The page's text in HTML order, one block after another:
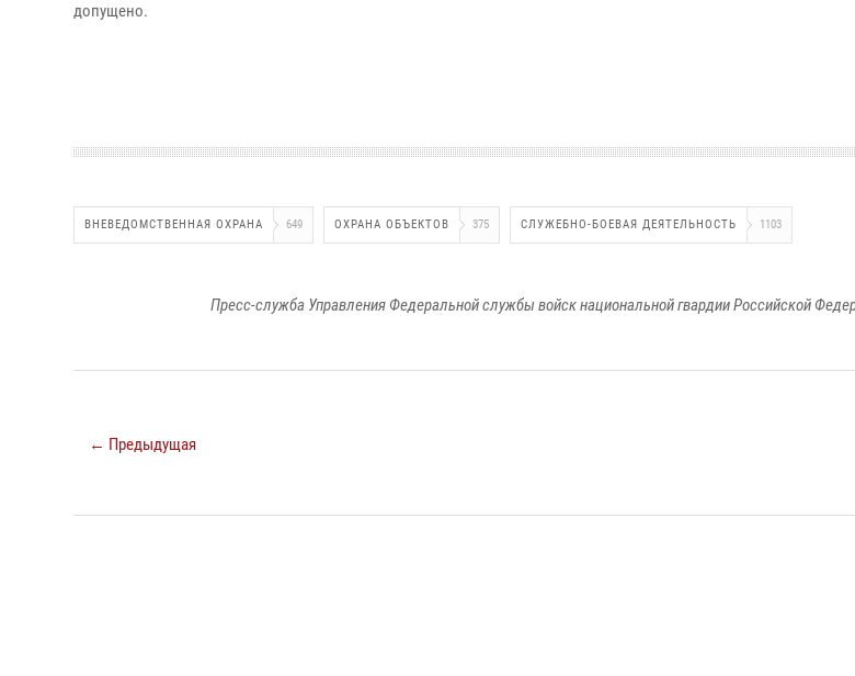
допущено.
ВНЕВЕДОМСТВЕННАЯ ОХРАНА 649 ОХРАНА ОБЪЕКТОВ 375 СЛУЖЕБНО-БОЕВАЯ ДЕЯТЕЛЬНОСТЬ 1103
Пресс-служба Управления Федеральной службы войск национальной гвардии Российской
← Предыдущая